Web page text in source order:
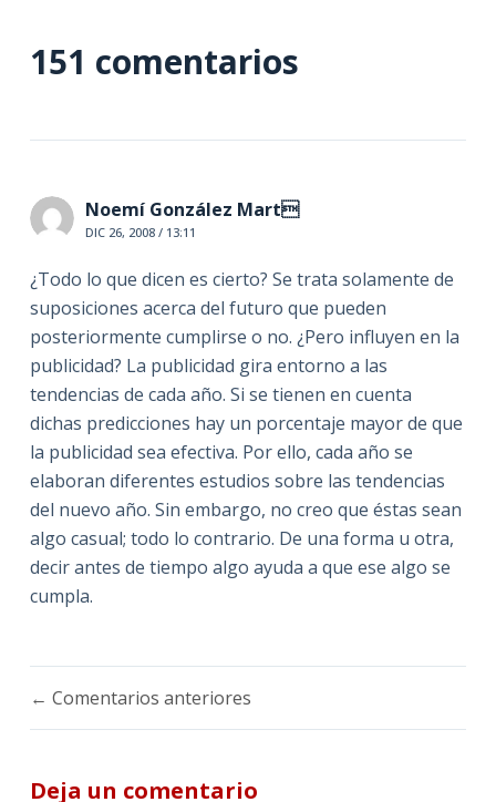
151 comentarios
Noemí González Mart
DIC 26, 2008 / 13:11
¿Todo lo que dicen es cierto? Se trata solamente de
suposiciones acerca del futuro que pueden
posteriormente cumplirse o no. ¿Pero influyen en la
publicidad? La publicidad gira entorno a las
tendencias de cada año. Si se tienen en cuenta
dichas predicciones hay un porcentaje mayor de que
la publicidad sea efectiva. Por ello, cada año se
elaboran diferentes estudios sobre las tendencias
del nuevo año. Sin embargo, no creo que éstas sean
algo casual; todo lo contrario. De una forma u otra,
decir antes de tiempo algo ayuda a que ese algo se
cumpla.
Navegación
de
← Comentarios anteriores
Deja un comentario